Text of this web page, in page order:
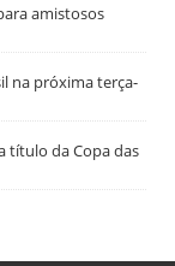
amistosos
na próxima terça-
título da Copa das